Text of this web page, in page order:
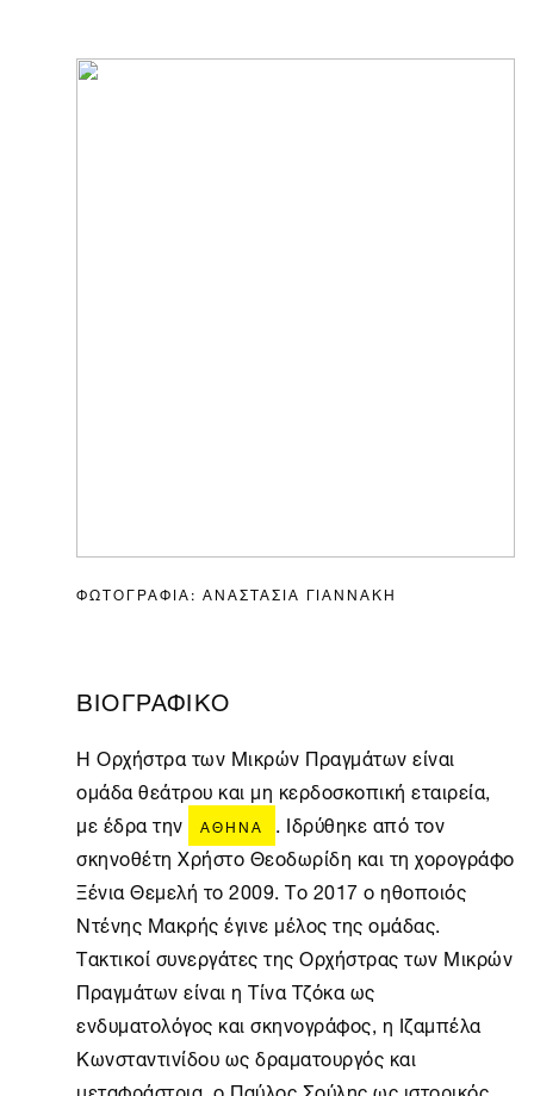
ΦΩΤΟΓΡΑΦΙΑ: ΑΝΑΣΤΑΣΙΑ ΓΙΑΝΝΑΚΗ
ΒΙΟΓΡΑΦΙΚΟ
Η Ορχήστρα των Μικρών Πραγμάτων είναι
ομάδα θεάτρου και μη κερδοσκοπική εταιρεία,
με έδρα την
ΑΘΉΝΑ . Ιδρύθηκε από τον
σκηνοθέτη Χρήστο Θεοδωρίδη και τη χορογράφο
Ξένια Θεμελή το 2009. Το 2017 ο ηθοποιός
Ντένης Μακρής έγινε μέλος της ομάδας.
Τακτικοί συνεργάτες της Ορχήστρας των Μικρών
Πραγμάτων είναι η Τίνα Τζόκα ως
ενδυματολόγος και σκηνογράφος, η Ιζαμπέλα
Κωνσταντινίδου ως δραματουργός και